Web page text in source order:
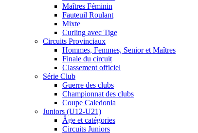
Maîtres Féminin
Fauteuil Roulant
Mixte
Curling avec Tige
Circuits Provinciaux
Hommes, Femmes, Senior et Maîtres
Finale du circuit
Classement officiel
Série Club
Guerre des clubs
Championnat des clubs
Coupe Caledonia
Juniors (U12-U21)
Âge et catégories
Circuits Juniors